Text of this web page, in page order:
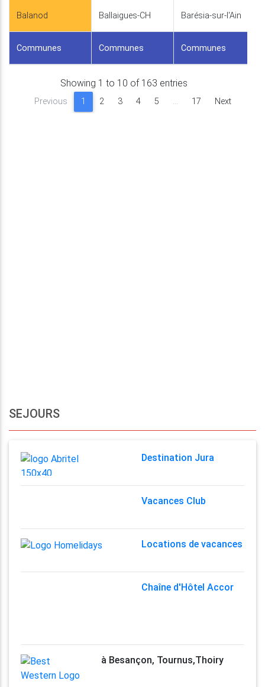
Balanod Ballaigues-CH Barésia-sur-l'Ain
Communes Communes Communes
Showing 1 to 10 of 163 entries
Previous 1 2 3 4 5 … 17 Next
SEJOURS
Destination Jura
Vacances Club
Locations de vacances
Chaîne d'Hôtel Accor
à Besançon, Tournus,Thoiry